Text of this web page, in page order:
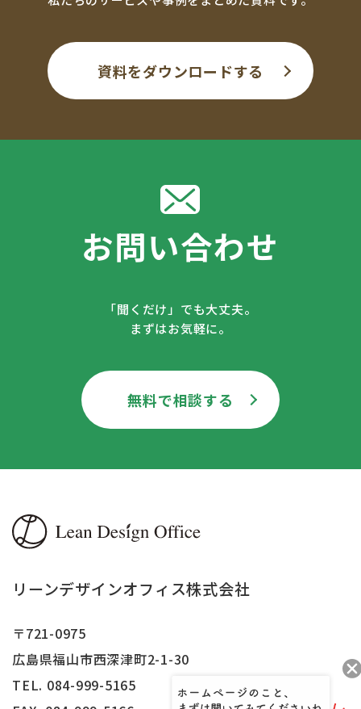
資料をダウンロードする
お問い合わせ
「聞くだけ」でも大丈夫。
まずはお気軽に。
無料で相談する
リーンデザインオフィス株式会社
〒721-0975
広島県福山市西深津町2-1-30
TEL. 084-999-5165